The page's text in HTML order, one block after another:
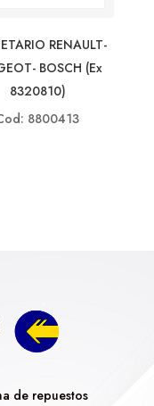
RENAULT-
BOSCH (ex
8320810)
8800413
de repuestos